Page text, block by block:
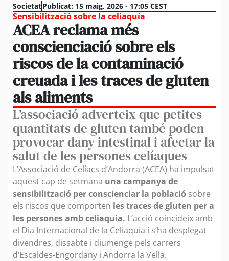
SocietatPublicat: 15 maig, 2026 - 17:05 CEST
Sensibilització sobre la celiaquía
ACEA reclama més
conscienciació sobre els
riscos de la contaminació
creuada i les traces de gluten
als aliments
L’associació adverteix que petites
quantitats de gluten també poden
provocar dany intestinal i afectar la
salut de les persones celíaques
L’Associació de Celíacs d’Andorra (ACEA) ha impulsat
aquest cap de setmana una campanya de
sensibilització per conscienciar la població sobre
els riscos que comporten les traces de gluten per a
les persones amb celiaquia. L’acció coincideix amb
el Dia Internacional de la Celiaquia i s’ha desplegat
divendres, dissabte i diumenge pels carrers
d’Escaldes-Engordany i Andorra la Vella.